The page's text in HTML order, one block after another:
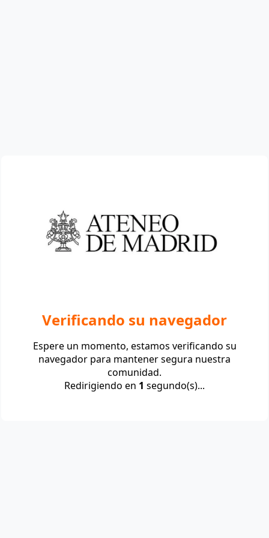
Verificando su navegador
Espere un momento, estamos verificando su
navegador para mantener segura nuestra
comunidad.
Redirigiendo en 1 segundo(s)...